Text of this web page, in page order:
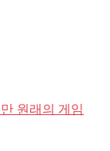
원래의 게임